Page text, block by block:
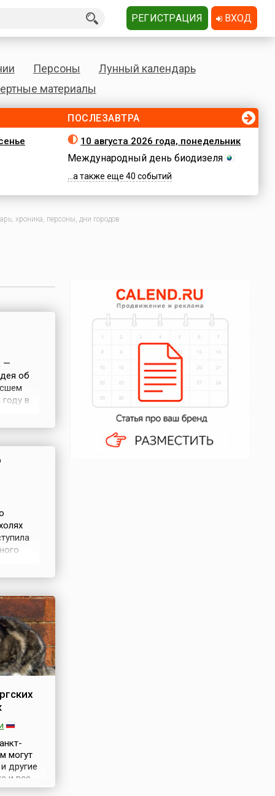
Персоны
Лунный календарь
материалы
ПОСЛЕЗАВТРА
10 августа 2026 года, понедельник
Международный день биодизеля
...а также еще 40 событий
хроника, персоны, дни городов
—
об
в
могут
другие
и все
РЕГИСТРАЦИЯ ВХОД